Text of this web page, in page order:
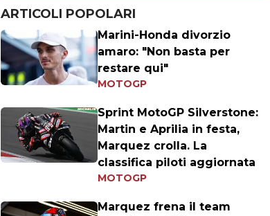
ARTICOLI POPOLARI
Marini-Honda divorzio
amaro: "Non basta per
restare qui"
MOTOGP
Sprint MotoGP Silverstone:
Martin e Aprilia in festa,
Marquez crolla. La
classifica piloti aggiornata
MOTOGP
Marquez frena il team